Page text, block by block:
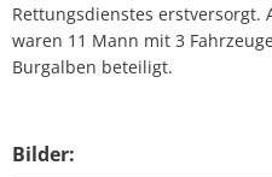
Rettungsdienstes erstversorgt.
waren 11 Mann mit 3
Burgalben beteiligt.
Bilder: